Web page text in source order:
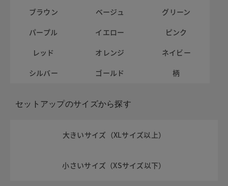
ブラウン
ベージュ
グリーン
パープル
イエロー
ピンク
レッド
オレンジ
ネイビー
シルバー
ゴールド 柄
セットアップのサイズから探す
大きいサイズ（XLサイズ以上）
小さいサイズ（XSサイズ以下）